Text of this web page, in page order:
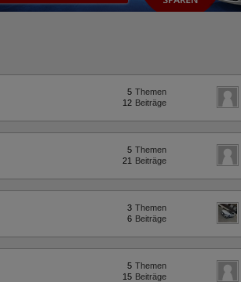
Themen
5
Beiträge
12
Themen
5
Beiträge
21
Themen
3
Beiträge
6
Themen
5
Beiträge
15